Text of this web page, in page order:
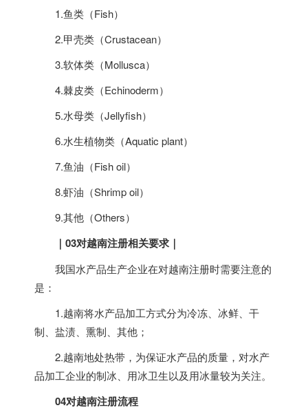
1.鱼类（Fish）
2.甲壳类（Crustacean）
3.软体类（Mollusca）
4.棘皮类（Echinoderm）
5.水母类（Jellyfish）
6.水生植物类（Aquatic plant）
7.鱼油（Fish oil）
8.虾油（Shrimp oil）
9.其他（Others）
｜ 03对越南注册相关要求 ｜
我国水产品生产企业在对越南注册时需要注意的
是：
1.越南将水产品加工方式分为冷冻、冰鲜、干
制、盐渍、熏制、其他；
2.越南地处热带，为保证水产品的质量，对水产
品加工企业的制冰、用冰卫生以及用冰量较为关注。
04对越南注册流程